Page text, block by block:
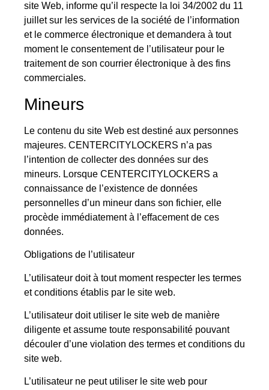
site Web, informe qu’il respecte la loi 34/2002 du 11
juillet sur les services de la société de l’information
et le commerce électronique et demandera à tout
moment le consentement de l’utilisateur pour le
traitement de son courrier électronique à des fins
commerciales.
Mineurs
Le contenu du site Web est destiné aux personnes
majeures. CENTERCITYLOCKERS n’a pas
l’intention de collecter des données sur des
mineurs. Lorsque CENTERCITYLOCKERS a
connaissance de l’existence de données
personnelles d’un mineur dans son fichier, elle
procède immédiatement à l’effacement de ces
données.
Obligations de l’utilisateur
L’utilisateur doit à tout moment respecter les termes
et conditions établis par le site web.
L’utilisateur doit utiliser le site web de manière
diligente et assume toute responsabilité pouvant
découler d’une violation des termes et conditions du
site web.
L’utilisateur ne peut utiliser le site web pour